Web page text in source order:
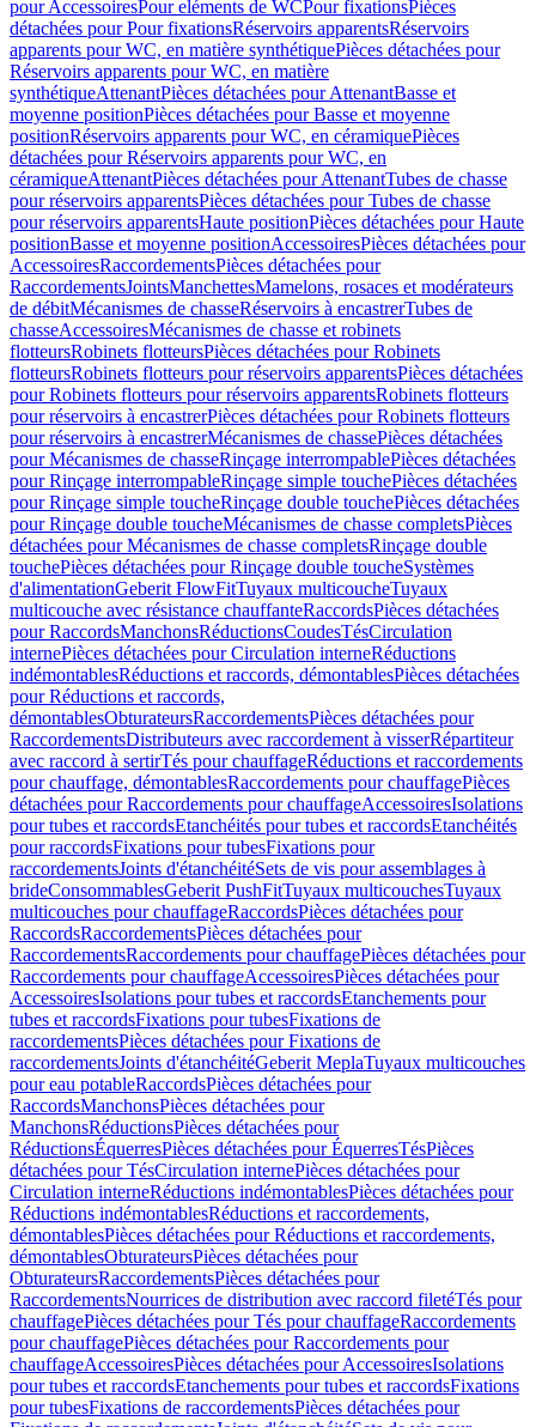
pour AccessoiresPour eléments de WCPour fixationsPièces
détachées pour Pour fixationsRéservoirs apparentsRéservoirs
apparents pour WC, en matière synthétiquePièces détachées pour
Réservoirs apparents pour WC, en matière
synthétiqueAttenantPièces détachées pour AttenantBasse et
moyenne positionPièces détachées pour Basse et moyenne
positionRéservoirs apparents pour WC, en céramiquePièces
détachées pour Réservoirs apparents pour WC, en
céramiqueAttenantPièces détachées pour AttenantTubes de chasse
pour réservoirs apparentsPièces détachées pour Tubes de chasse
pour réservoirs apparentsHaute positionPièces détachées pour Haute
positionBasse et moyenne positionAccessoiresPièces détachées pour
AccessoiresRaccordementsPièces détachées pour
RaccordementsJointsManchettesMamelons, rosaces et modérateurs
de débitMécanismes de chasseRéservoirs à encastrerTubes de
chasseAccessoiresMécanismes de chasse et robinets
flotteursRobinets flotteursPièces détachées pour Robinets
flotteursRobinets flotteurs pour réservoirs apparentsPièces détachées
pour Robinets flotteurs pour réservoirs apparentsRobinets flotteurs
pour réservoirs à encastrerPièces détachées pour Robinets flotteurs
pour réservoirs à encastrerMécanismes de chassePièces détachées
pour Mécanismes de chasseRinçage interrompablePièces détachées
pour Rinçage interrompableRinçage simple touchePièces détachées
pour Rinçage simple toucheRinçage double touchePièces détachées
pour Rinçage double toucheMécanismes de chasse completsPièces
détachées pour Mécanismes de chasse completsRinçage double
touchePièces détachées pour Rinçage double toucheSystèmes
d'alimentationGeberit FlowFitTuyaux multicoucheTuyaux
multicouche avec résistance chauffanteRaccordsPièces détachées
pour RaccordsManchonsRéductionsCoudesTésCirculation
internePièces détachées pour Circulation interneRéductions
indémontablesRéductions et raccords, démontablesPièces détachées
pour Réductions et raccords,
démontablesObturateursRaccordementsPièces détachées pour
RaccordementsDistributeurs avec raccordement à visserRépartiteur
avec raccord à sertirTés pour chauffageRéductions et raccordements
pour chauffage, démontablesRaccordements pour chauffagePièces
détachées pour Raccordements pour chauffageAccessoiresIsolations
pour tubes et raccordsEtanchéités pour tubes et raccordsEtanchéités
pour raccordsFixations pour tubesFixations pour
raccordementsJoints d'étanchéitéSets de vis pour assemblages à
brideConsommablesGeberit PushFitTuyaux multicouchesTuyaux
multicouches pour chauffageRaccordsPièces détachées pour
RaccordsRaccordementsPièces détachées pour
RaccordementsRaccordements pour chauffagePièces détachées pour
Raccordements pour chauffageAccessoiresPièces détachées pour
AccessoiresIsolations pour tubes et raccordsEtanchements pour
tubes et raccordsFixations pour tubesFixations de
raccordementsPièces détachées pour Fixations de
raccordementsJoints d'étanchéitéGeberit MeplaTuyaux multicouches
pour eau potableRaccordsPièces détachées pour
RaccordsManchonsPièces détachées pour
ManchonsRéductionsPièces détachées pour
RéductionsÉquerresPièces détachées pour ÉquerresTésPièces
détachées pour TésCirculation internePièces détachées pour
Circulation interneRéductions indémontablesPièces détachées pour
Réductions indémontablesRéductions et raccordements,
démontablesPièces détachées pour Réductions et raccordements,
démontablesObturateursPièces détachées pour
ObturateursRaccordementsPièces détachées pour
RaccordementsNourrices de distribution avec raccord filetéTés pour
chauffagePièces détachées pour Tés pour chauffageRaccordements
pour chauffagePièces détachées pour Raccordements pour
chauffageAccessoiresPièces détachées pour AccessoiresIsolations
pour tubes et raccordsEtanchements pour tubes et raccordsFixations
pour tubesFixations de raccordementsPièces détachées pour